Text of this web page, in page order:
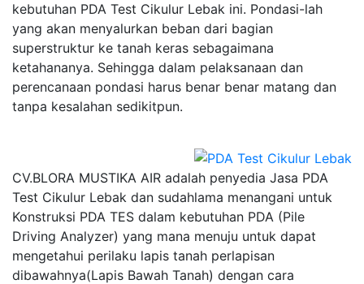
kebutuhan PDA Test Cikulur Lebak ini. Pondasi-lah
yang akan menyalurkan beban dari bagian
superstruktur ke tanah keras sebagaimana
ketahananya. Sehingga dalam pelaksanaan dan
perencanaan pondasi harus benar benar matang dan
tanpa kesalahan sedikitpun.
CV.BLORA MUSTIKA AIR adalah penyedia Jasa PDA
Test Cikulur Lebak dan sudahlama menangani untuk
Konstruksi PDA TES dalam kebutuhan PDA (Pile
Driving Analyzer) yang mana menuju untuk dapat
mengetahui perilaku lapis tanah perlapisan
dibawahnya(Lapis Bawah Tanah) dengan cara